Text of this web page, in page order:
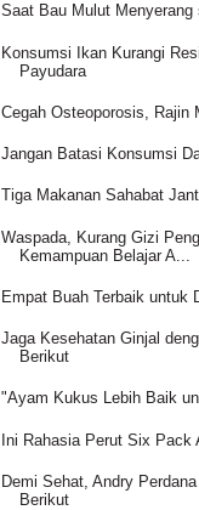
Saat Bau Mulut Menyerang
Konsumsi Ikan Kurangi
Payudara
Cegah Osteoporosis, Rajin
Jangan Batasi Konsumsi
Tiga Makanan Sahabat
Waspada, Kurang Gizi
Kemampuan Belajar A...
Empat Buah Terbaik untuk
Jaga Kesehatan Ginjal
Berikut
"Ayam Kukus Lebih Baik
Ini Rahasia Perut Six Pack
Demi Sehat, Andry
Berikut